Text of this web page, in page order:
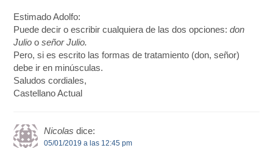
Estimado Adolfo:
Puede decir o escribir cualquiera de las dos opciones:don
Julio oseñor Julio.
Pero, si es escrito las formas de tratamiento (don, señor)
debe ir en minúsculas.
Saludos cordiales,
Castellano Actual
Nicolas dice:
05/01/2019 a las 12:45 pm